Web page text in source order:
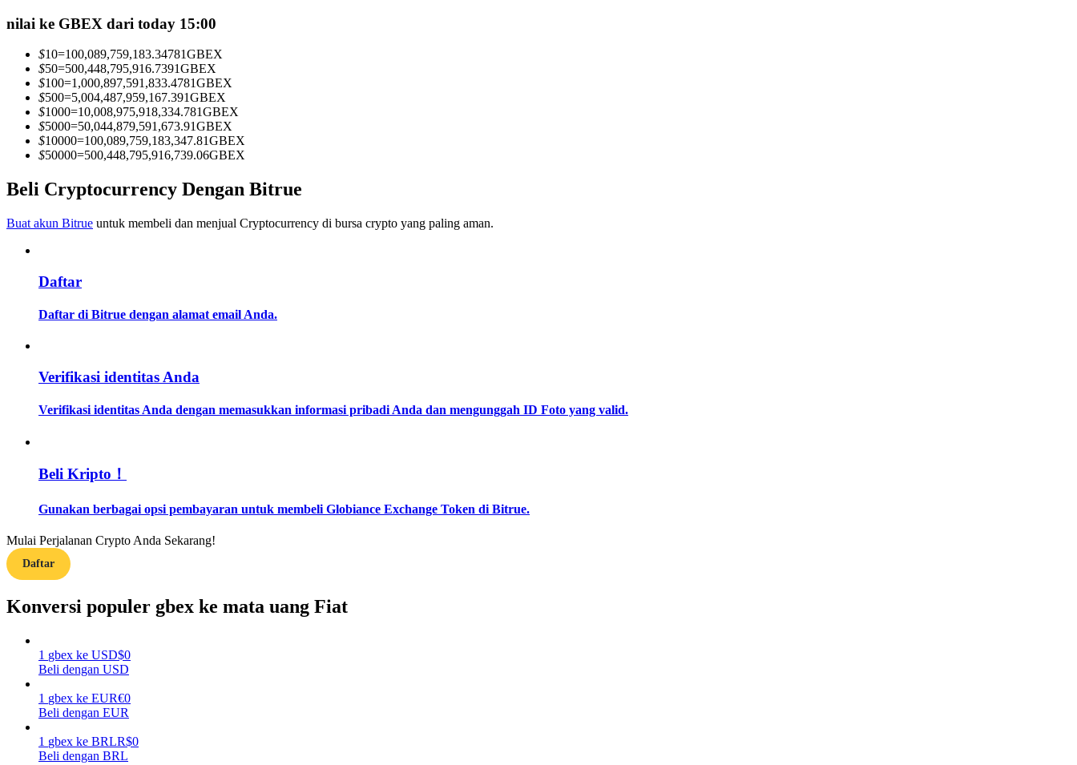
Menjadi Pedagang Salinan
Nikmati pembagian keuntungan dan komisi copy trading
Analisis data besar termasuk info perdagangan, dll.
Memandu
Panduan Pemula Berjangka
Pelajari cara untuk tetap menghasilkan keuntungan
nilai ke GBEX dari today 15:00
$10=100,089,759,183.34781GBEX
$50=500,448,795,916.7391GBEX
$100=1,000,897,591,833.4781GBEX
$500=5,004,487,959,167.391GBEX
$1000=10,008,975,918,334.781GBEX
$5000=50,044,879,591,673.91GBEX
$10000=100,089,759,183,347.81GBEX
$50000=500,448,795,916,739.06GBEX
Beli Cryptocurrency Dengan Bitrue
Buat akun Bitrue untuk membeli dan menjual Cryptocurrency di bursa crypto yang paling aman.
Daftar
Daftar di Bitrue dengan alamat email Anda.
Verifikasi identitas Anda
Verifikasi identitas Anda dengan memasukkan informasi pribadi Anda dan mengunggah ID Foto yang valid.
Beli Kripto！
Gunakan berbagai opsi pembayaran untuk membeli Globiance Exchange Token di Bitrue.
Mulai Perjalanan Crypto Anda Sekarang!
Daftar
Konversi populer gbex ke mata uang Fiat
1 gbex ke USD$0
Beli dengan USD
1 gbex ke EUR€0
Beli dengan EUR
1 gbex ke BRLR$0
Beli dengan BRL